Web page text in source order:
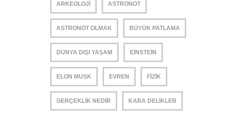
ARKEOLOJI ASTRONOT
ASTRONOT OLMAK BÜYÜK PATLAMA
DÜNYA DIŞI YAŞAM EINSTEIN
ELON MUSK EVREN FIZIK
GERÇEKLIK NEDIR KARA DELIKLER